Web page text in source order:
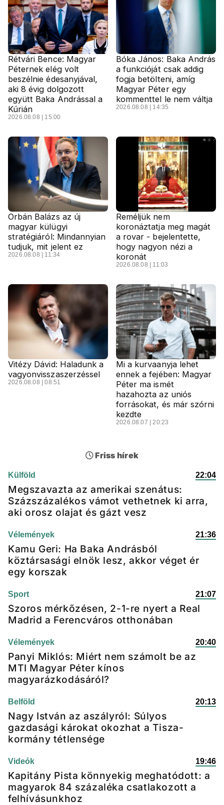
Rétvári Bence: Magyar
Péternek elég volt
beszélnie édesanyjával,
aki 8 évig dolgozott
együtt Baka Andrással a
Kúrián
2026.08.08 | 15:00
Bóka János: Baka András
a funkcióját csak addig
fogja betölteni, amíg
Magyar Péter egy
kommenttel le nem váltja
2026.08.08 | 14:35
Orbán Balázs az új
magyar külügyi
stratégiáról: Mindannyian
tudjuk, mit jelent ez
2026.08.08 | 11:34
Reméljük nem
koronáztatja meg magát
a rovar - bejelentette,
hogy nagyon nézi a
koronát
2026.08.08 | 11:03
Vitézy Dávid: Haladunk a
vagyonvisszaszerzéssel
2026.08.08 | 08:51
Mi a kurvaanyja lehet
ennek a fejében: Magyar
Péter ma ismét
hazahozta az uniós
forrásokat, és már szórni
kezdte
2026.08.07 | 20:23
Friss hírek
Külföld 22:04
Megszavazta az amerikai szenátus:
Százszázalékos vámot vethetnek ki arra,
aki orosz olajat és gázt vesz
Vélemények 21:36
Kamu Geri: Ha Baka Andrásból
köztársasági elnök lesz, akkor véget ér
egy korszak
Sport 21:07
Szoros mérkőzésen, 2-1-re nyert a Real
Madrid a Ferencváros otthonában
Vélemények 20:40
Panyi Miklós: Miért nem számolt be az
MTI Magyar Péter kínos
magyarázkodásáról?
Belföld 20:13
Nagy István az aszályról: Súlyos
gazdasági károkat okozhat a Tisza-
kormány tétlensége
Videók 19:46
Kapitány Pista könnyekig meghatódott: a
magyarok 84 százaléka csatlakozott a
felhívásunkhoz